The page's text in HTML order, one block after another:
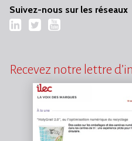
Suivez-nous sur les réseaux
LinkedIn
TwitterYouTube
Recevez notre lettre